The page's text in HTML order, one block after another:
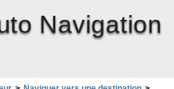
Navigation